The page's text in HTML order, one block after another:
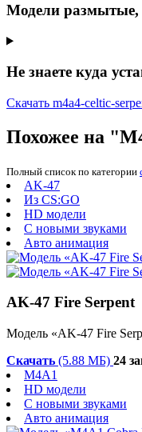
Модели размытые,
Не знаете куда
Скачать m4a4-celtic-
Похожее на
Полный список по категории
AK-47
Из CS:GO
HD модели
С новыми звуками
Авто анимация
AK-47 Fire Serpent
Модель «AK-47 Fire
Скачать (5.88 МБ) 24
M4A1
HD модели
С новыми звуками
Авто анимация